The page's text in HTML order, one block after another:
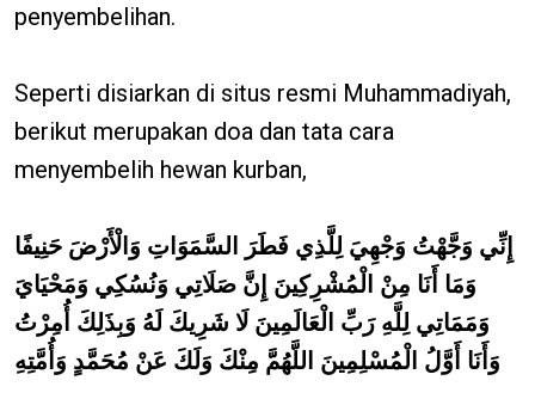
penyembelihan.
Seperti disiarkan di situs resmi Muhammadiyah,
berikut merupakan doa dan tata cara
menyembelih hewan kurban,
إِنِّي وَجَّهْتُ وَجْهِيَ لِلَّذِي فَطَرَ السَّمَوَاتِ وَالْأَرْضَ حَنِيفًا
وَمَا أَنَا مِنْ الْمُشْرِكِينَ إِنَّ صَلَاتِي وَنُسُكِي وَمَحْيَايَ
وَمَمَاتِي لِلَّهِ رَبِّ الْعَالَمِينَ لَا شَرِيكَ لَهُ وَبِذَلِكَ أُمِرْتُ
وَأَنَا أَوَّلُ الْمُسْلِمِينَ اللَّهُمَّ مِنْكَ وَلَكَ عَنْ مُحَمَّدٍ وَأُمَّتِهِ